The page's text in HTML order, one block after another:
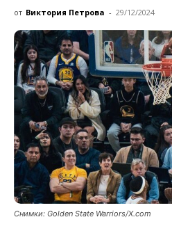
от Виктория Петрова - 29/12/2024
Снимки: Golden State Warriors/X.com